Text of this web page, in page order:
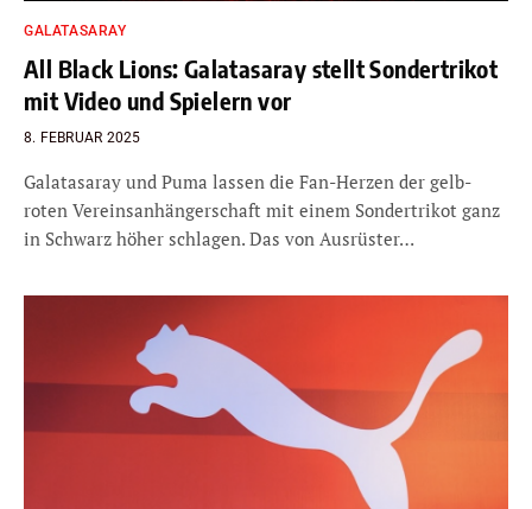
GALATASARAY
All Black Lions: Galatasaray stellt Sondertrikot
mit Video und Spielern vor
8. FEBRUAR 2025
Galatasaray und Puma lassen die Fan-Herzen der gelb-
roten Vereinsanhängerschaft mit einem Sondertrikot ganz
in Schwarz höher schlagen. Das von Ausrüster…